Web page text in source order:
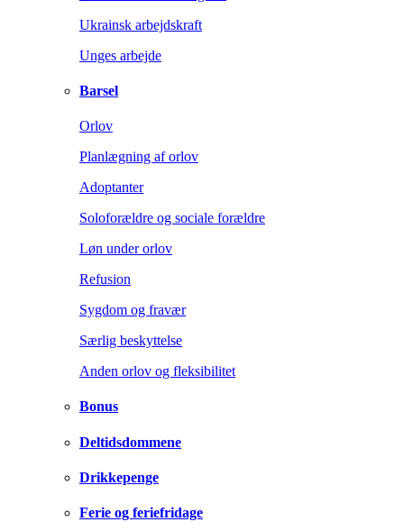
Ukrainsk arbejdskraft
Unges arbejde
Barsel
Orlov
Planlægning af orlov
Adoptanter
Soloforældre og sociale forældre
Løn under orlov
Refusion
Sygdom og fravær
Særlig beskyttelse
Anden orlov og fleksibilitet
Bonus
Deltidsdommene
Drikkepenge
Ferie og feriefridage